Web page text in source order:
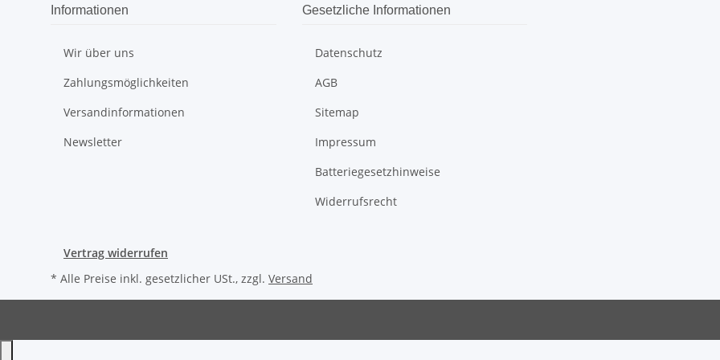
Informationen
Wir über uns
Zahlungsmöglichkeiten
Versandinformationen
Newsletter
Gesetzliche Informationen
Datenschutz
AGB
Sitemap
Impressum
Batteriegesetzhinweise
Widerrufsrecht
Vertrag widerrufen
* Alle Preise inkl. gesetzlicher USt., zzgl. Versand